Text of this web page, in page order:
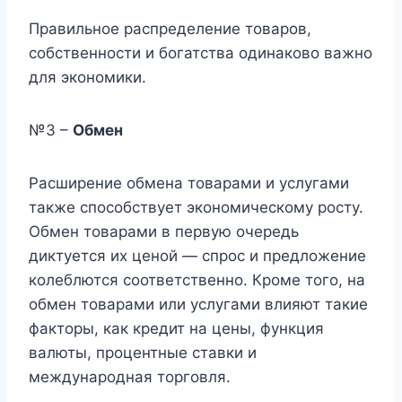
Правильное распределение товаров,
собственности и богатства одинаково важно
для экономики.
№3 – Обмен
Расширение обмена товарами и услугами
также способствует экономическому росту.
Обмен товарами в первую очередь
диктуется их ценой — спрос и предложение
колеблются соответственно. Кроме того, на
обмен товарами или услугами влияют такие
факторы, как кредит на цены, функция
валюты, процентные ставки и
международная торговля.